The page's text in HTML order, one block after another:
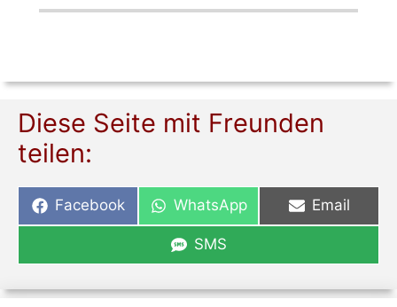
Diese Seite mit Freunden
teilen:
Share
Facebook
Share
WhatsApp
Share
Email
Share
SMS